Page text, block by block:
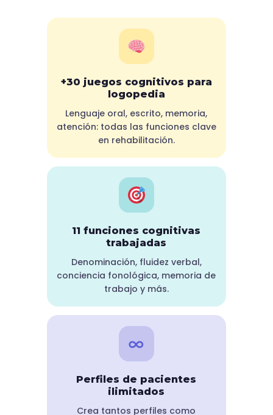
+30 juegos cognitivos para
logopedia
Lenguaje oral, escrito, memoria,
atención: todas las funciones clave
en rehabilitación.
11 funciones cognitivas
trabajadas
Denominación, fluidez verbal,
conciencia fonológica, memoria de
trabajo y más.
∞
Perfiles de pacientes
ilimitados
Crea tantos perfiles como